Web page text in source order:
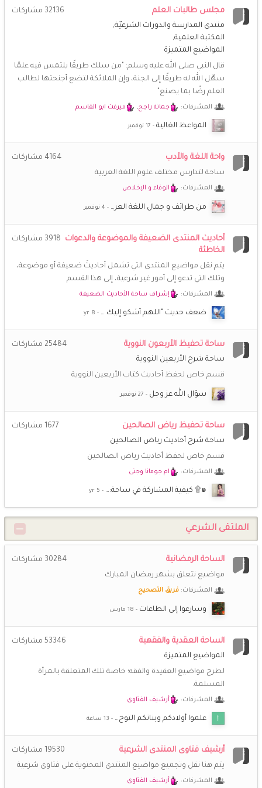
جديد.🌹
**راضية**
نورك غاليتي😘
خُـزَامَى 4 نوفمبر 2:07 م
@**راضية** نوووورتي
**راضية**
💝
يااااه شعور عجيييب، كيف حالكن يا أخوات، ما رأيكن بحياة جديدة
لمنتدانا؟
@أمة الله ~ عائشة ~ غالبا الملفات انفقدت .. اعرف واحدة من اللي
كانو يعملون فيها سأسألها لو عندها نسخ منها
أمة الله ~ عائشة ~
السلام عليكم.. كيف احمل مجلات فتيات تبع منتدى اخوات طريق
أمة الله ~ عائشة ~
عن يُسَيرَةَ رَضي الله عنها - وكانت من المهاجرات - قالت: قال لنا
بِالأَنامِلِ ؛ فَإِنَّهُنَّ مَسؤُولاتٍ مُستَنطَقَاتٍ ، وَلَا تَعْفُلنَ؛ فَتَنسَينَ
الذَّكَرَ لَحُرِمتُنَّ ثَوابَهُ، فَكَأَنَّكُنَّ تَرَكْتُنَّ الرَّحْمَةَ» وصية النبي ﷺ لنا نحن
معشر النساء
الملتزمة المتفائلة
اشتقت بحجم السماء.. كيف حالكم يا غاليات هل يتذكرني احد
❤️
السلام عليكم ورحمة الله وبركاته .. كيف حالكن؟ اشتقت
{ الــهـــا م }
شـــاني
سبحان الله وبحمده و استغفر الله
(نشوى) 25 مايو 7:51 م
🙂
*اريج الايمان*
أحبكن فى الله واشتقت لكم @خزامى @عزيزة@سندس واستبرق
❤️
❤️
الجمعة الأخيرة من رمضان اللهم اجعلها خير وفرج على
المسلمين أجمعين اللهم أعتق رقابنا من النار واسترنا فوق الأرض
وتحت الأرض ويوم العرض اللهم لا تحرمنا فضلك وعفوك اللهم
مجلس طالبات العلم
منتدى المدارسة والدورات الشرعيّة
المكتبة العلمية
المواضيع المتميزة
قال النبي صلى الله عليه وسلم: "من سلك طريقًا يلتمس فيه علمًا
سهّل الله له طريقًا إلى الجنة، وإن الملائكة لتضع أجنحتها لطالب
العلم رضًا بما يصنع"
المشرفات: جمانة راجح, ميرفت ابو القاسم
32136 مشاركات
المواعظ الغالية
واحة اللغة والأدب
ساحة لتدارس مختلف علوم اللغة العربية
المشرفات: الوفاء و الإخلاص
4164 مشاركات
من طرائف و جمال اللغة العر…
أحاديث المنتدى الضعيفة والموضوعة والدعوات
الخاطئة
يتم نقل مواضيع المنتدى التي تشمل أحاديثَ ضعيفة أو موضوعة،
وتلك التي تدعو إلى أمور غير شرعية، إلى هذا القسم
المشرفات: إشراف ساحة الأحاديث الضعيفة
3918 مشاركات
ضعف حديث "اللهم أشكو إليك …
ساحة تحفيظ الأربعون النووية
ساحة شرح الأربعين النووية
قسم خاص لحفظ أحاديث كتاب الأربعين النووية
25484 مشاركات
سؤال الله عز وجل
ساحة تحفيظ رياض الصالحين
ساحة شرح أحاديث رياض الصالحين
قسم خاص لحفظ أحاديث رياض الصالحين
المشرفات: ام جومانا وجنى
1677 مشاركات
๑۩ كيفية المشاركة في ساحة:…
الملتقى الشرعي
الساحة الرمضانية
مواضيع تتعلق بشهر رمضان المبارك
المشرفات: فريق التصحيح
30284 مشاركات
وسارعوا إلى الطاعات
الساحة العقدية والفقهية
المواضيع المتميزة
لطرح مواضيع العقيدة والفقه؛ خاصة تلك المتعلقة بالمرأة
المسلمة.
المشرفات: أرشيف الفتاوى
53346 مشاركات
علموا أوﻻدكم وبناتكم التوح…
أرشيف فتاوى المنتدى الشرعية
يتم هنا نقل وتجميع مواضيع المنتدى المحتوية على فتاوى شرعية
المشرفات: أرشيف الفتاوى
19530 مشاركات